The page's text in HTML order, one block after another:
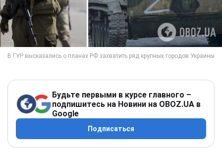
Будьте первыми в курсе главного –
подпишитесь на Новини на OBOZ.UA в
Google
Подписаться